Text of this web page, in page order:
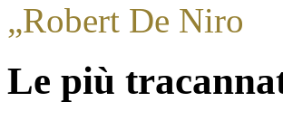
„Robert De Niro
Le più